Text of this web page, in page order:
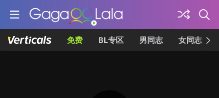
免费 BL专区 男同志 女同志